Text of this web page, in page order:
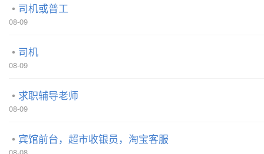
司机或普工
08-09
司机
08-09
求职辅导老师
08-09
宾馆前台，超市收银员，淘宝客服